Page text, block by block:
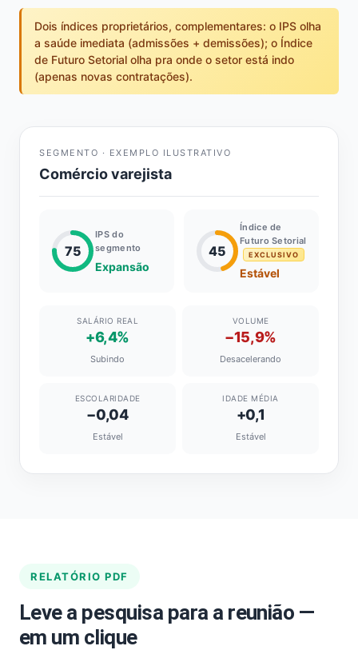
Dois índices proprietários, complementares: o IPS olha
a saúde imediata (admissões + demissões); o Índice
de Futuro Setorial olha pra onde o setor está indo
(apenas novas contratações).
SEGMENTO · EXEMPLO ILUSTRATIVO
Comércio varejista
75
IPS do
segmento
Expansão
45
Índice de
Futuro Setorial
EXCLUSIVO
Estável
SALÁRIO REAL
+6,4%
Subindo
VOLUME
−15,9%
Desacelerando
ESCOLARIDADE
−0,04
Estável
IDADE MÉDIA
+0,1
Estável
RELATÓRIO PDF
Leve a pesquisa para a reunião —
em um clique